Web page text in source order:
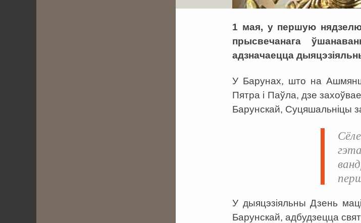
1 мая, у першую нядзелю
прысвечанага
адзначаецца
У Барунах, што на
Пятра і Паўла, дзе
Барунскай, Суцяшальніцы
У дыяцэзіяльны Дзень
Барунскай, адбудзецца